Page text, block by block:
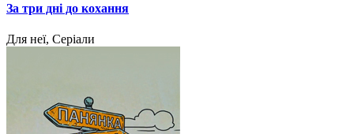
За три дні до кохання
Для неї, Серіали